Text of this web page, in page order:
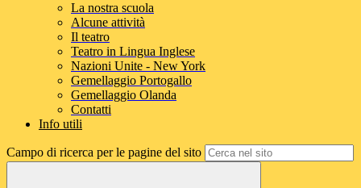
La nostra scuola
Alcune attività
Il teatro
Teatro in Lingua Inglese
Nazioni Unite - New York
Gemellaggio Portogallo
Gemellaggio Olanda
Contatti
Info utili
Campo di ricerca per le pagine del sito